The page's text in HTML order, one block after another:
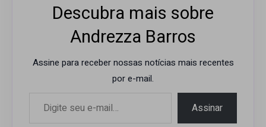
Descubra mais sobre
Andrezza Barros
Assine para receber nossas notícias mais recentes
por e-mail.
Assinar